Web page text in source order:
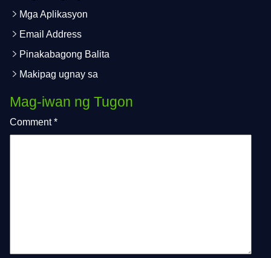
Mga Aplikasyon
Email Address
Pinakabagong Balita
Makipag ugnay sa
Mag-iwan ng Tugon
Comment*